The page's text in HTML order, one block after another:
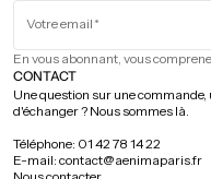
Votre email
En vous abonnant, vous
CONTACT
Une question sur une
d'échanger ? Nous sommes là.
Téléphone: 01 42 78 14 22
E-mail: contact@aenimaparis.fr